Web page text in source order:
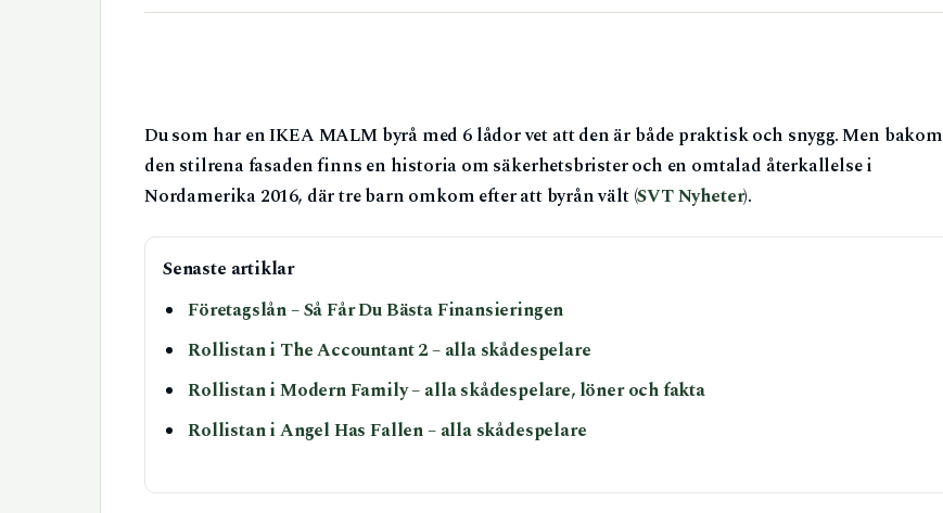
Du som har en IKEA MALM byrå med 6 lådor vet att den är både praktisk och snygg. Men bakom
den stilrena fasaden finns en historia om säkerhetsbrister och en omtalad återkallelse i
Nordamerika 2016, där tre barn omkom efter att byrån vält (SVT Nyheter).
Senaste artiklar
Företagslån – Så Får Du Bästa Finansieringen
Rollistan i The Accountant 2 – alla skådespelare
Rollistan i Modern Family – alla skådespelare, löner och fakta
Rollistan i Angel Has Fallen – alla skådespelare